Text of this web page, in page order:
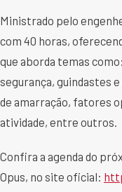
Ministrado pelo
com 40 horas,
que aborda temas
segurança, guindastes
de amarração, fatores
atividade, entre outros.
Confira a agenda do
Opus, no site oficial: